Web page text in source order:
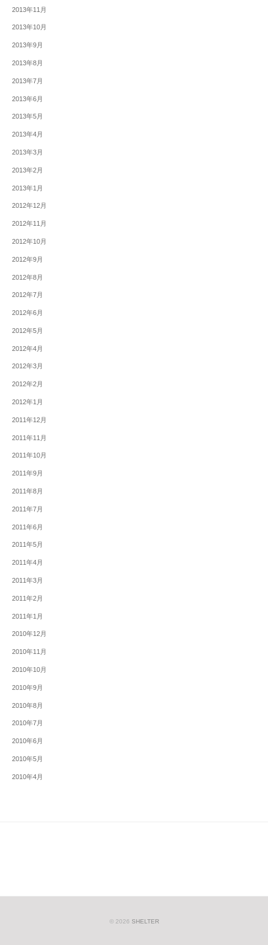
2013年11月
2013年10月
2013年9月
2013年8月
2013年7月
2013年6月
2013年5月
2013年4月
2013年3月
2013年2月
2013年1月
2012年12月
2012年11月
2012年10月
2012年9月
2012年8月
2012年7月
2012年6月
2012年5月
2012年4月
2012年3月
2012年2月
2012年1月
2011年12月
2011年11月
2011年10月
2011年9月
2011年8月
2011年7月
2011年6月
2011年5月
2011年4月
2011年3月
2011年2月
2011年1月
2010年12月
2010年11月
2010年10月
2010年9月
2010年8月
2010年7月
2010年6月
2010年5月
2010年4月
© 2026 SHELTER